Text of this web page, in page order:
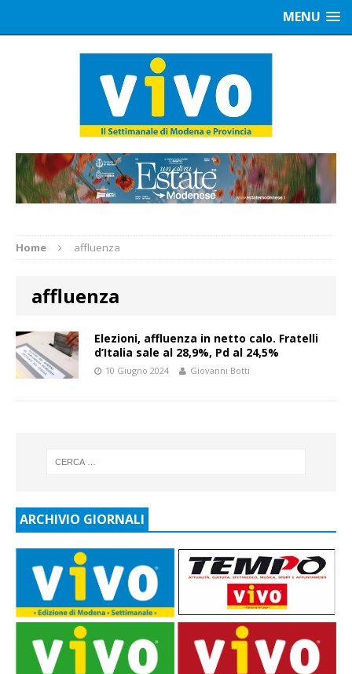
MENU
Home affluenza
affluenza
Elezioni, affluenza in netto calo. Fratelli
d’Italia sale al 28,9%, Pd al 24,5%
10 Giugno 2024 Giovanni Botti
ARCHIVIO GIORNALI